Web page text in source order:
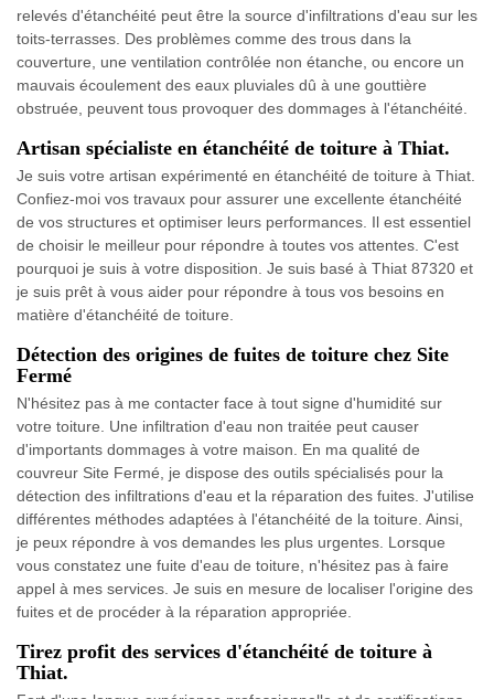
relevés d'étanchéité peut être la source d'infiltrations d'eau sur les
toits-terrasses. Des problèmes comme des trous dans la
couverture, une ventilation contrôlée non étanche, ou encore un
mauvais écoulement des eaux pluviales dû à une gouttière
obstruée, peuvent tous provoquer des dommages à l'étanchéité.
Artisan spécialiste en étanchéité de toiture à Thiat.
Je suis votre artisan expérimenté en étanchéité de toiture à Thiat.
Confiez-moi vos travaux pour assurer une excellente étanchéité
de vos structures et optimiser leurs performances. Il est essentiel
de choisir le meilleur pour répondre à toutes vos attentes. C'est
pourquoi je suis à votre disposition. Je suis basé à Thiat 87320 et
je suis prêt à vous aider pour répondre à tous vos besoins en
matière d'étanchéité de toiture.
Détection des origines de fuites de toiture chez Site
Fermé
N'hésitez pas à me contacter face à tout signe d'humidité sur
votre toiture. Une infiltration d'eau non traitée peut causer
d'importants dommages à votre maison. En ma qualité de
couvreur Site Fermé, je dispose des outils spécialisés pour la
détection des infiltrations d'eau et la réparation des fuites. J'utilise
différentes méthodes adaptées à l'étanchéité de la toiture. Ainsi,
je peux répondre à vos demandes les plus urgentes. Lorsque
vous constatez une fuite d'eau de toiture, n'hésitez pas à faire
appel à mes services. Je suis en mesure de localiser l'origine des
fuites et de procéder à la réparation appropriée.
Tirez profit des services d'étanchéité de toiture à
Thiat.